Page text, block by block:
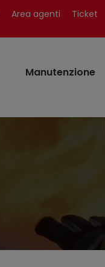
Area agenti Ticket
Manutenzione